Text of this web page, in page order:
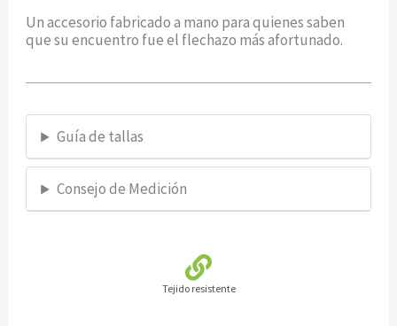
Un accesorio fabricado a mano para quienes saben
que su encuentro fue el flechazo más afortunado.
Guía de tallas
Consejo de Medición
Tejido resistente